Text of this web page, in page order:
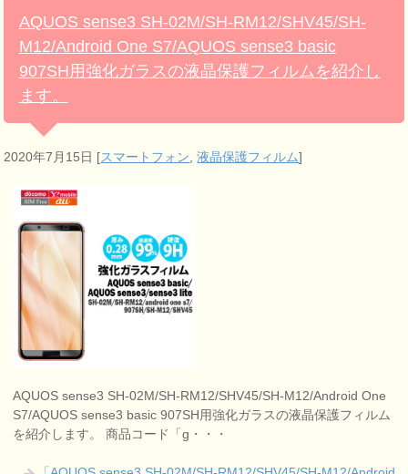
AQUOS sense3 SH-02M/SH-RM12/SHV45/SH-
M12/Android One S7/AQUOS sense3 basic
907SH用強化ガラスの液晶保護フィルムを紹介し
ます。
2020年7月15日 [スマートフォン ,液晶保護フィルム]
AQUOS sense3 SH-02M/SH-RM12/SHV45/SH-M12/Android One
S7/AQUOS sense3 basic 907SH用強化ガラスの液晶保護フィルム
を紹介します。 商品コード「g・・・